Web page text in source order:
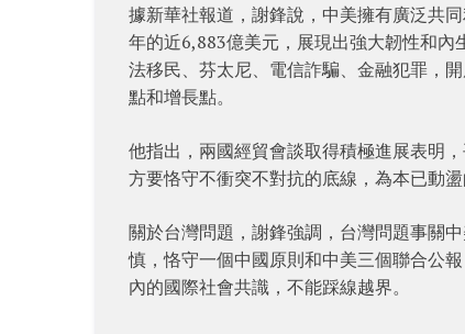
據新華社報道，謝鋒說，中美擁有廣泛共
年的近6,883億美元，展現出強大韌性和
法移民、芬太尼、電信詐騙、金融犯罪，
點和增長點。
他指出，兩國經貿會談取得積極進展表明
方要恪守不衝突不對抗的底線，為本已動盪
關於台灣問題，謝鋒強調，台灣問題事關
慎，恪守一個中國原則和中美三個聯合公
內的國際社會共識，不能踩線越界。